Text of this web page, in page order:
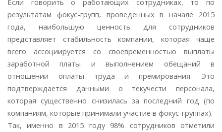
Если говорить о работающих сотрудниках, то по
результатам фокус-групп, проведенных в начале 2015
года, наибольшую ценность для сотрудников
представляет стабильность компании, которая чаще
всего ассоциируется со своевременностью выплаты
заработной платы и выполнением обещаний в
отношении оплаты труда и премирования. Это
подтверждается данными о текучести персонала,
которая существенно снизилась за последний год (по
компаниям, которые принимали участие в фокус-группах).
Так, именно в 2015 году 98% сотрудников отметили